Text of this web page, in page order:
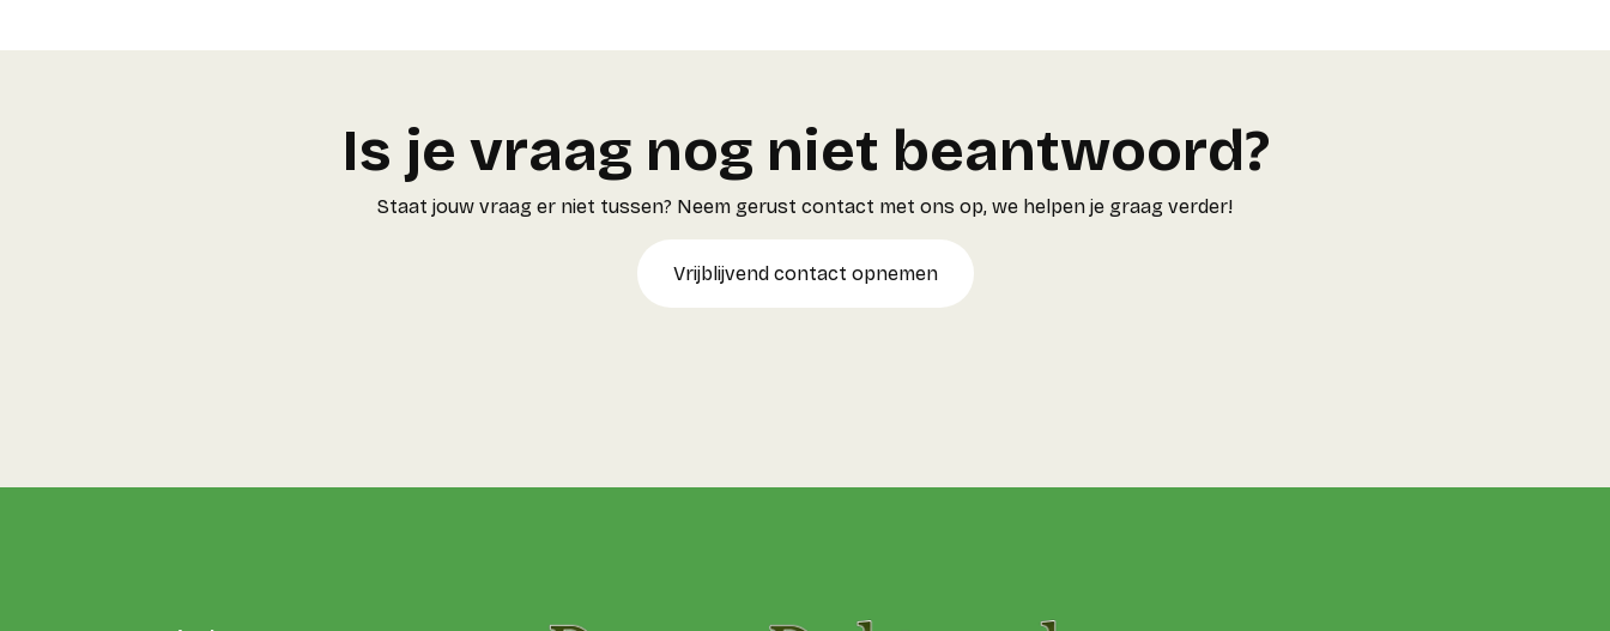
Is je vraag nog niet beantwoord?
Staat jouw vraag er niet tussen? Neem gerust contact met ons op, we helpen je graag verder!
Vrijblijvend contact opnemen